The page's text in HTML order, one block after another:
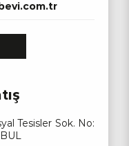
Tesisler Sok. No: